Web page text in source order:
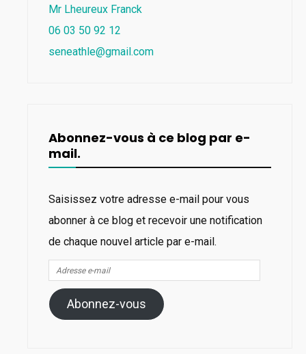
Mr Lheureux Franck
06 03 50 92 12
seneathle@gmail.com
Abonnez-vous à ce blog par e-
mail.
Saisissez votre adresse e-mail pour vous
abonner à ce blog et recevoir une notification
de chaque nouvel article par e-mail.
Adresse
e-
mail
Abonnez-vous